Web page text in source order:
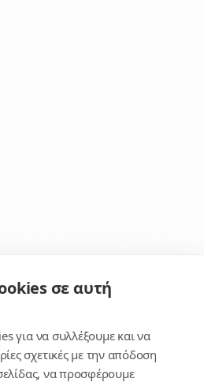
σε αυτή
για να συλλέξουμε και να
σχετικές με την απόδοση
να προσφέρουμε